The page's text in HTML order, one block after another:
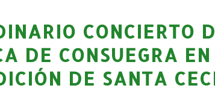
CONCIERTO
DE CONSUEGRA
DE SANTA